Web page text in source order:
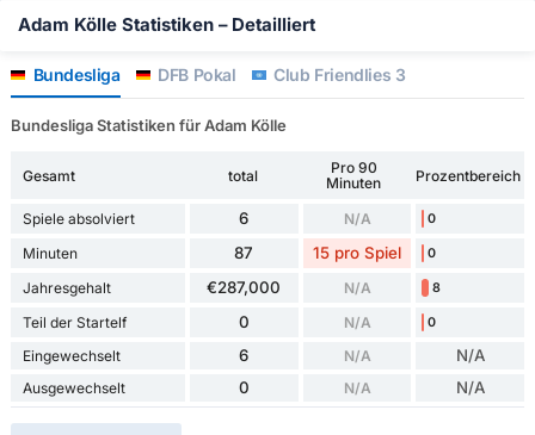
Adam Kölle Statistiken – Detailliert
Bundesliga DFB Pokal Club Friendlies 3
Bundesliga Statistiken für Adam Kölle
Gesamt total
Pro 90
Minuten
Prozentbereich
Spiele absolviert 6 N/A 0
Minuten 87 15 pro Spiel 0
Jahresgehalt €287,000 N/A 8
Teil der Startelf 0 N/A 0
Eingewechselt 6 N/A N/A
Ausgewechselt 0 N/A N/A